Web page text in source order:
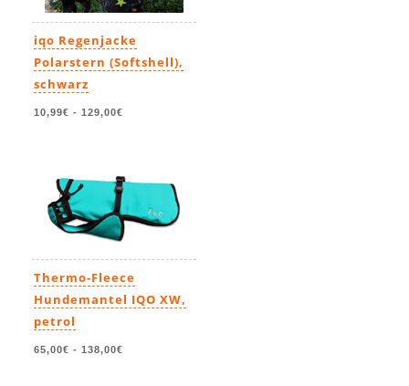
iqo Regenjacke
Polarstern (Softshell),
schwarz
10,99€ - 129,00€
Thermo-Fleece
Hundemantel IQO XW,
petrol
65,00€ - 138,00€